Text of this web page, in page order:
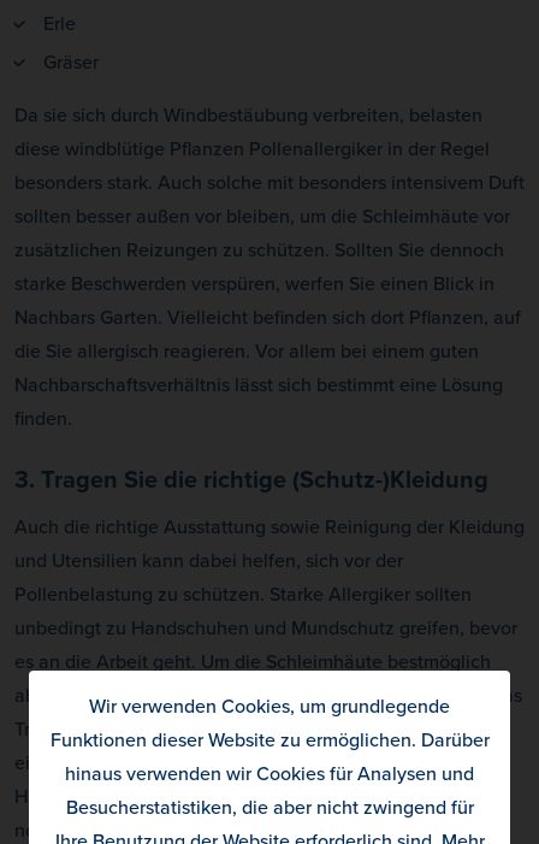
Erle
Gräser
Da sie sich durch Windbestäubung verbreiten, belasten
diese windblütige Pflanzen Pollenallergiker in der Regel
besonders stark. Auch solche mit besonders intensivem Duft
sollten besser außen vor bleiben, um die Schleimhäute vor
zusätzlichen Reizungen zu schützen. Sollten Sie dennoch
starke Beschwerden verspüren, werfen Sie einen Blick in
Nachbars Garten. Vielleicht befinden sich dort Pflanzen, auf
die Sie allergisch reagieren. Vor allem bei einem guten
Nachbarschaftsverhältnis lässt sich bestimmt eine Lösung
finden.
3. Tragen Sie die richtige (Schutz-)Kleidung
Auch die richtige Ausstattung sowie Reinigung der Kleidung
und Utensilien kann dabei helfen, sich vor der
Pollenbelastung zu schützen. Starke Allergiker sollten
unbedingt zu Handschuhen und Mundschutz greifen, bevor
es an die Arbeit geht. Um die Schleimhäute bestmöglich
abzuschirmen und tränenden Augen vorzubeugen, wird das
Tragen einer Sonnenbrille empfohlen. Durch das Tragen
einer Kopfbedeckung verfangen sich keine Pollen in den
Haaren. All jene die unter empfindlicher Haut leiden bzw.
noch besser geschützt sein möchten, sollten in lange
Wir verwenden Cookies, um grundlegende
Funktionen dieser Website zu ermöglichen. Darüber
hinaus verwenden wir Cookies für Analysen und
Besucherstatistiken, die aber nicht zwingend für